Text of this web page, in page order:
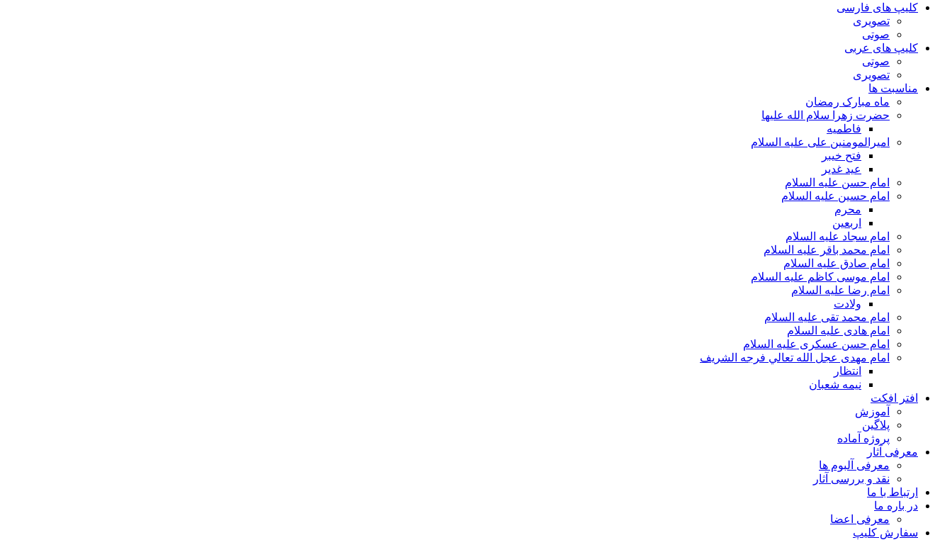
کلیپ های فارسی
تصویری
صوتی
کلیپ های عربی
صوتی
تصویری
مناسبت ها
ماه مبارک رمضان
حضرت زهرا سلام الله علیها
فاطمیه
امیرالمومنین علی علیه السلام
فتح خیبر
عید غدیر
امام حسن علیه السلام
امام حسین علیه السلام
محرم
اربعین
امام سجاد علیه السلام
امام محمد باقر علیه السلام
امام صادق علیه السلام
امام موسی کاظم علیه السلام
امام رضا علیه السلام
ولادت
امام محمد تقی علیه السلام
امام هادی علیه السلام
امام حسن عسکری علیه السلام
امام مهدی عجل الله تعالي فرجه الشريف
انتظار
نیمه شعبان
افتر افکت
آموزش
پلاگین
پروژه آماده
معرفی آثار
معرفی آلبوم ها
نقد و بررسی آثار
ارتباط با ما
در باره ما
معرفی اعضا
سفارش کلیپ